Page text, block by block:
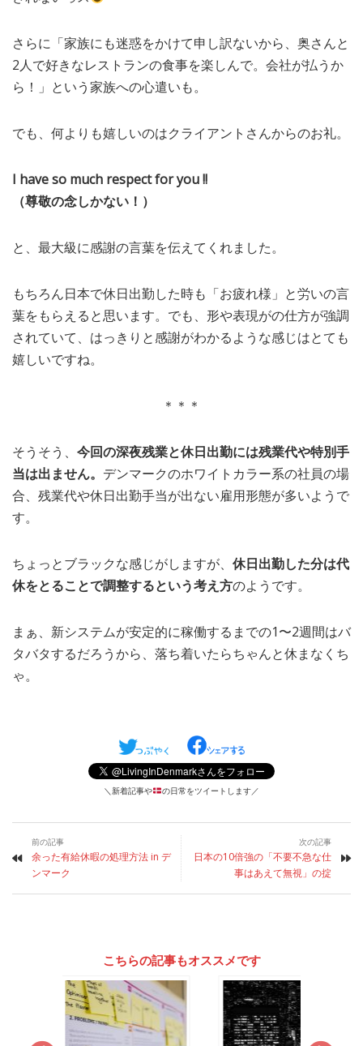
さらに「家族にも迷惑をかけて申し訳ないから、奥さんと
2人で好きなレストランの食事を楽しんで。会社が払うか
ら！」という家族への心遣いも。
でも、何よりも嬉しいのはクライアントさんからのお礼。
I have so much respect for you !!
（尊敬の念しかない！）
と、最大級に感謝の言葉を伝えてくれました。
もちろん日本で休日出勤した時も「お疲れ様」と労いの言
葉をもらえると思います。でも、形や表現がの仕方が強調
されていて、はっきりと感謝がわかるような感じはとても
嬉しいですね。
＊＊＊
そうそう、 今回の深夜残業と休日出勤には残業代や特別手
当は出ません。 デンマークのホワイトカラー系の社員の場
合、残業代や休日出勤手当が出ない雇用形態が多いようで
す。
ちょっとブラックな感じがしますが、 休日出勤した分は代
休をとることで調整するという考え方のようです。
まぁ、新システムが安定的に稼働するまでの1〜2週間はバ
タバタするだろうから、落ち着いたらちゃんと休まなくち
ゃ。
＼新着記事や の日常をツイートします／
前の記事
余った有給休暇の処理方法 in デ
ンマーク
次の記事
日本の10倍強の「不要不急な仕
事はあえて無視」の掟
こちらの記事もオススメです